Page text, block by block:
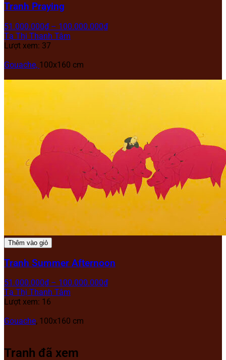
Tranh Praying
51.000.000₫ – 100.000.000₫
Tạ Thị Thanh Tâm
Lượt xem: 37
Gouache, 100x160 cm
Thêm vào giỏ
Tranh Summer Afternoon
51.000.000₫ – 100.000.000₫
Tạ Thị Thanh Tâm
Lượt xem: 16
Gouache, 100x160 cm
Tranh đã xem